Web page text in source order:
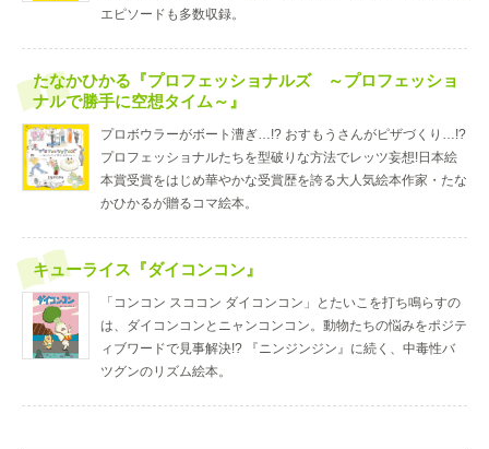
エピソードも多数収録。
たなかひかる『プロフェッショナルズ ～プロフェッショ
ナルで勝手に空想タイム～』
プロボウラーがボート漕ぎ…!? おすもうさんがピザづくり…!?
プロフェッショナルたちを型破りな方法でレッツ妄想!日本絵
本賞受賞をはじめ華やかな受賞歴を誇る大人気絵本作家・たな
かひかるが贈るコマ絵本。
キューライス『ダイコンコン』
「コンコン スココン ダイコンコン」とたいこを打ち鳴らすの
は、ダイコンコンとニャンコンコン。動物たちの悩みをポジテ
ィブワードで見事解決!? 『ニンジンジン』に続く、中毒性バ
ツグンのリズム絵本。